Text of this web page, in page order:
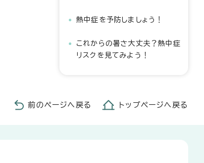
熱中症を予防しましょう！
これからの暑さ大丈夫？熱中症
リスクを見てみよう！
前のページへ戻る トップページへ戻る